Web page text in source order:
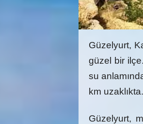
Güzelyurt,
güzel bir
su
km uzaklıkta.
Güzelyurt,